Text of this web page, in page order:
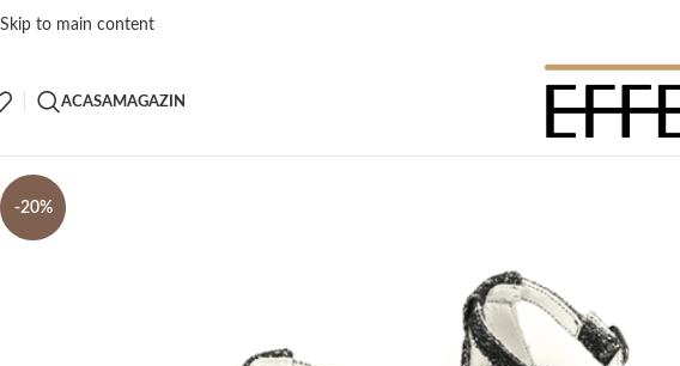
Skip to main content
ACASAMAGAZIN
-20%